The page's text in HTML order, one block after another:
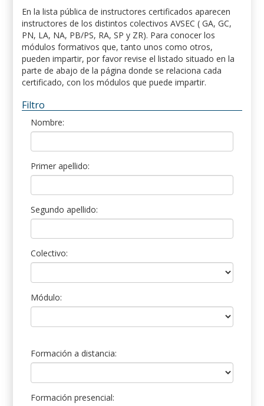
En la lista pública de instructores certificados aparecen
instructores de los distintos colectivos AVSEC ( GA, GC,
PN, LA, NA, PB/PS, RA, SP y ZR). Para conocer los
módulos formativos que, tanto unos como otros,
pueden impartir, por favor revise el listado situado en la
parte de abajo de la página donde se relaciona cada
certificado, con los módulos que puede impartir.
Filtro
Nombre:
Primer apellido:
Segundo apellido:
Colectivo:
Módulo:
Formación a distancia:
Formación presencial: